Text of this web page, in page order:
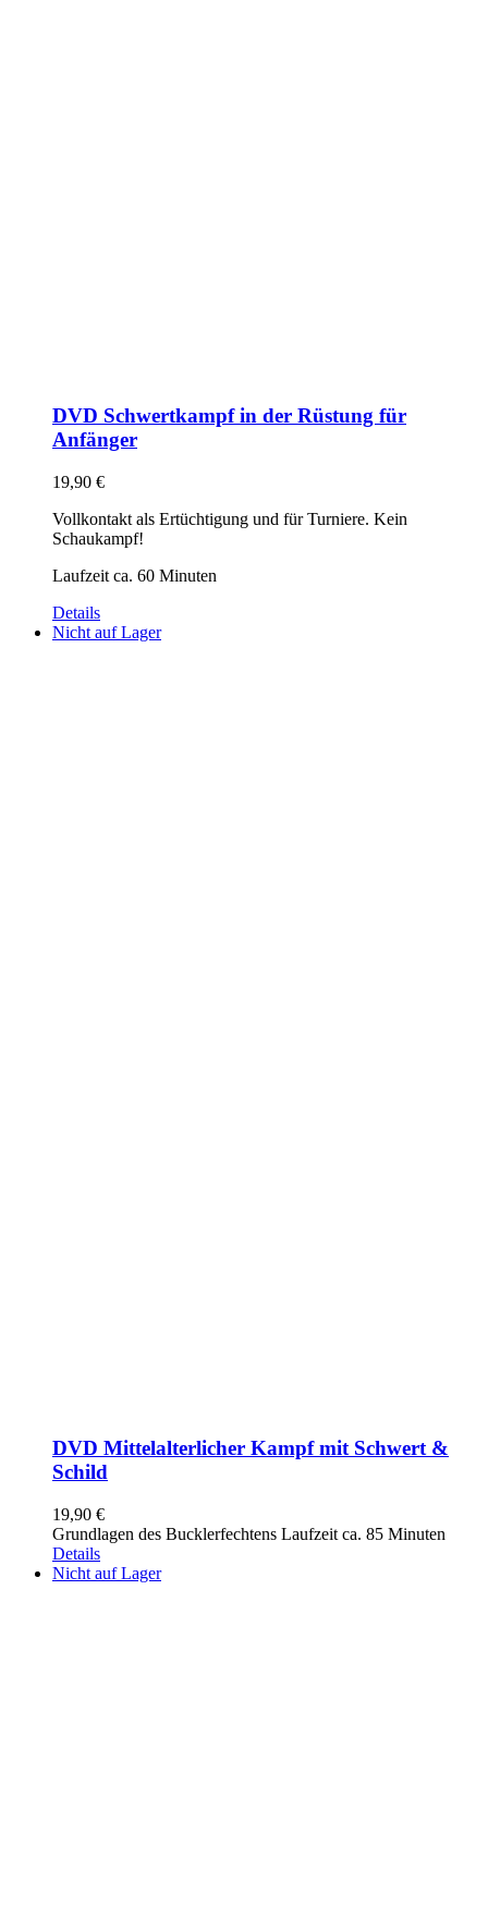
DVD Schwertkampf in der Rüstung für
Anfänger
19,90 €
Vollkontakt als Ertüchtigung und für Turniere. Kein
Schaukampf!
Laufzeit ca. 60 Minuten
Details
Nicht auf Lager
DVD Mittelalterlicher Kampf mit Schwert &
Schild
19,90 €
Grundlagen des Bucklerfechtens Laufzeit ca. 85 Minuten
Details
Nicht auf Lager